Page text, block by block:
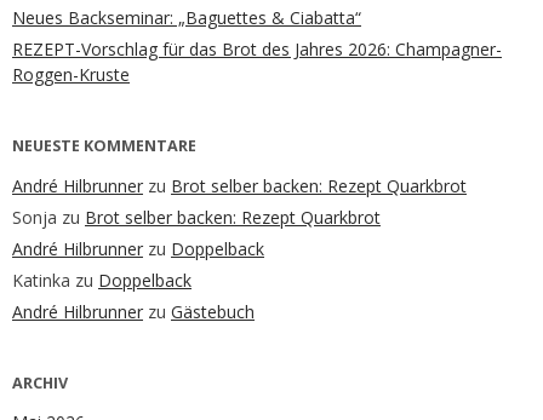
Neues Backseminar: „Baguettes & Ciabatta“
REZEPT-Vorschlag für das Brot des Jahres 2026: Champagner-
Roggen-Kruste
NEUESTE KOMMENTARE
André Hilbrunner zu Brot selber backen: Rezept Quarkbrot
Sonja zu Brot selber backen: Rezept Quarkbrot
André Hilbrunner zu Doppelback
Katinka zu Doppelback
André Hilbrunner zu Gästebuch
ARCHIV